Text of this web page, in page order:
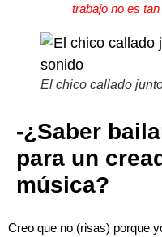
trabajo no es
El chico callado
-¿Saber
para un
música?
Creo que no (risas) porque